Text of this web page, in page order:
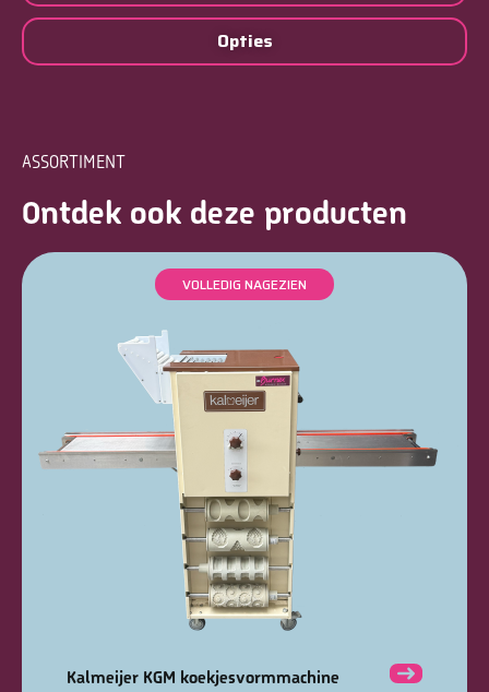
Opties
ASSORTIMENT
Ontdek ook deze producten
VOLLEDIG NAGEZIEN
Kalmeijer KGM koekjesvormmachine